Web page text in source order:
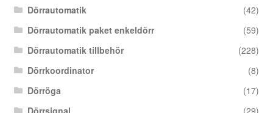
Dörrautomatik
(42)
Dörrautomatik paket enkeldörr
(59)
Dörrautomatik tillbehör
(228)
Dörrkoordinator
(8)
Dörröga
(17)